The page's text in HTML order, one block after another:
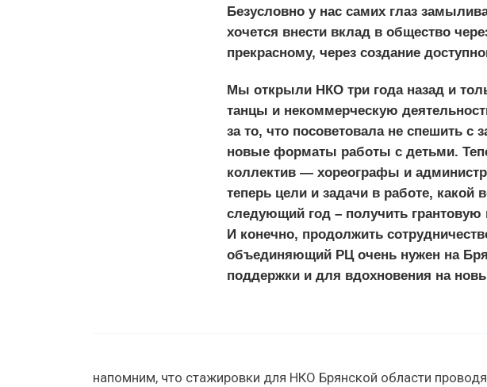
Безусловно у нас самих глаз
хочется внести вклад в общество
прекрасному, через создание
Мы открыли НКО три года назад и
танцы и некоммерческую
за то, что посоветовала не спешить с
новые форматы работы с детьми.
коллектив — хореографы и
теперь цели и задачи в работе, какой
следующий год – получить
И конечно, продолжить
объединяющий РЦ очень нужен на
поддержки и для вдохновения на
напомним, что стажировки для НКО Брянской области